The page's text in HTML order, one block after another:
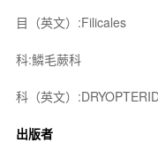
目（英文）:Filicales
科:鱗毛蕨科
科（英文）
出版者